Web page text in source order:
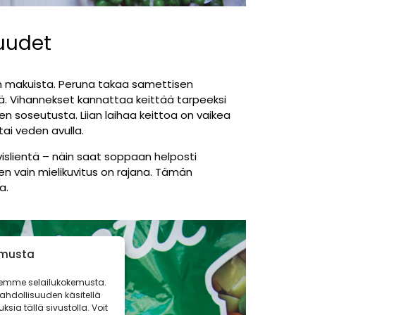
selailukokemusta.
käsitellä
tällä sivustolla. Voit
Peruna takaa samettisen
Vihannekset kannattaa keittää tarpeeksi
soseutusta. Liian laihaa keittoa on vaikea
veden avulla.
– näin saat soppaan helposti
vain mielikuvitus on rajana. Tämän